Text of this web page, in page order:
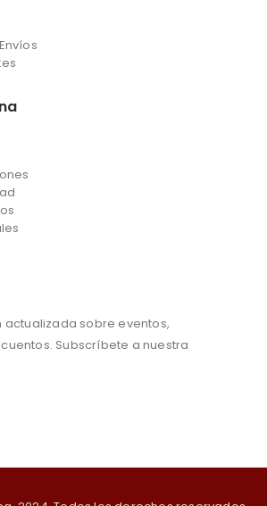
actualizada sobre eventos,
Subscríbete a nuestra